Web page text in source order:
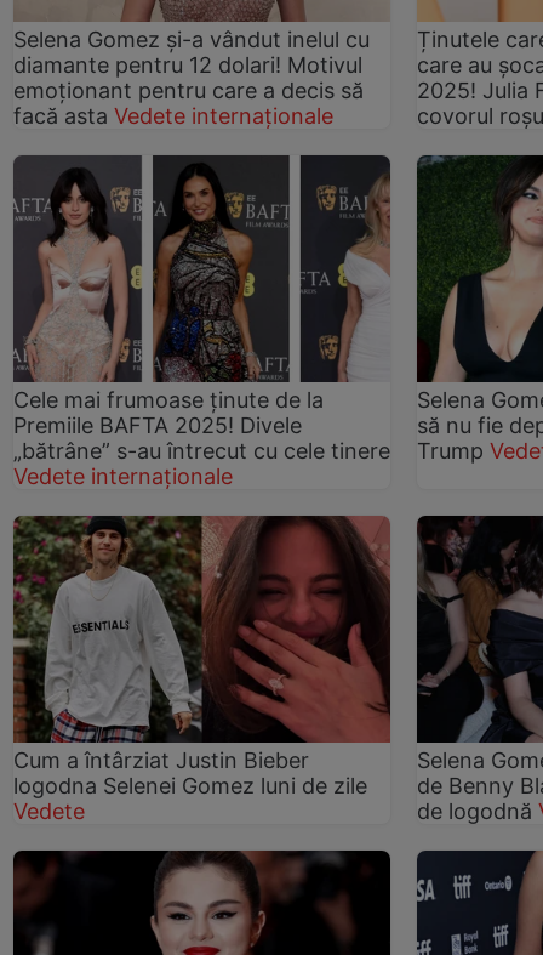
Selena Gomez și-a vândut inelul cu
diamante pentru 12 dolari! Motivul
emoționant pentru care a decis să
facă asta Vedete internaționale
Ținutele
care au
2025! Julia
covorul
Cele mai frumoase ținute de la
Premiile BAFTA 2025! Divele
„bătrâne” s-au întrecut cu cele tinere
Vedete internaționale
Selena
să nu fie
Trump
Cum a întârziat Justin Bieber
logodna Selenei Gomez luni de zile
Vedete
Selena
de Benny
de logodnă